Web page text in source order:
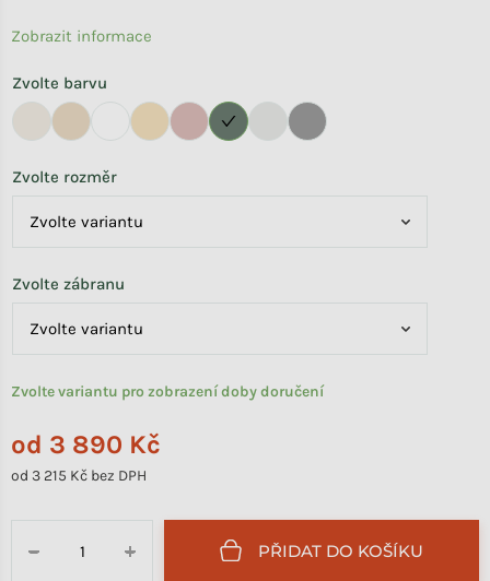
od 3 890 Kč
od 3 215 Kč bez DPH
Zvolte variantu pro zobrazení doby doručení
Zvolte barvu
Zvolte rozměr
Zvolte zábranu
+
− PŘIDAT DO KOŠÍKU
Zobrazit informace